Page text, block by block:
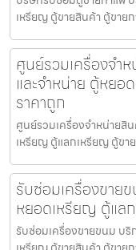
เหรียญ ตู้ขายสินค้า ตู้ขาย
ศูนย์รวมเครื่องจำ
และจำหน่าย ตู้หย
ราคาถูก
ศูนย์รวมเครื่องจำหน่ายสิ
เหรียญ ตู้แลกเหรียญ ตู้ขา
รับซ่อมเครื่องขาย
หยอดเหรียญ ตู้แล
รับซ่อมเครื่องขายขนม บ